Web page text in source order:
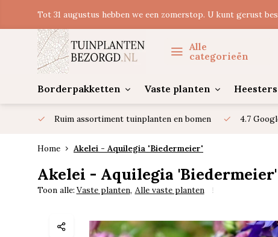
Tot 31 augustus hebben we een zomerstop. U kunt gerust
Alle
categorieën
Borderpakketten Vaste planten Heesters
Ruim assortiment tuinplanten en bomen 4.7
Home Akelei - Aquilegia 'Biedermeier'
Akelei - Aquilegia 'Biedermeier'
Toon alle: Vaste planten, Alle vaste planten